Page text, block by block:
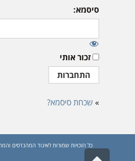
סיסמא:
זכור אותי
» שכחת סיסמא?